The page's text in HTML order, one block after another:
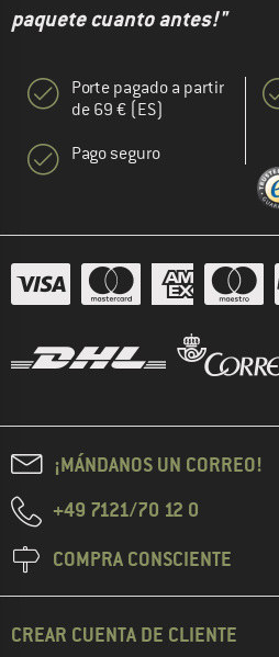
paquete cuanto antes!"
Porte pagado a partir
de 69 € (ES)
Pago seguro
¡MÁNDANOS UN CORREO!
+49 7121/70 12 0
COMPRA CONSCIENTE
CREAR CUENTA DE CLIENTE